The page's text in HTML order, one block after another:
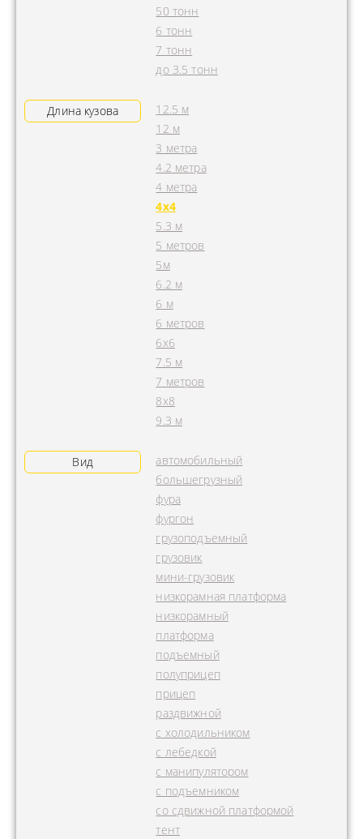
50 тонн
6 тонн
7 тонн
до 3.5 тонн
Длина кузова
12.5 м
12 м
3 метра
4.2 метра
4 метра
4x4
5.3 м
5 метров
5м
6.2 м
6 м
6 метров
6х6
7.5 м
7 метров
8х8
9.3 м
Вид
автомобильный
большегрузный
фура
фургон
грузоподъемный
грузовик
мини-грузовик
низкорамная платформа
низкорамный
платформа
подъемный
полуприцеп
прицеп
раздвижной
с холодильником
с лебедкой
с манипулятором
с подъемником
со сдвижной платформой
тент